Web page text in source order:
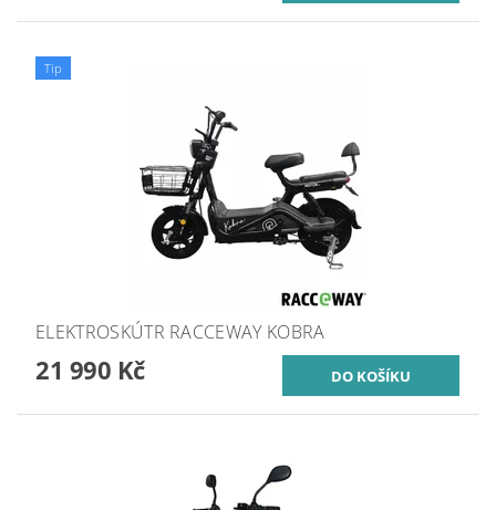
Tip
ELEKTROSKÚTR RACCEWAY KOBRA
21 990 Kč